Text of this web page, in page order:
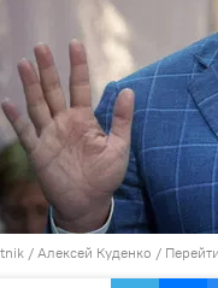
/ Алексей Куденко /